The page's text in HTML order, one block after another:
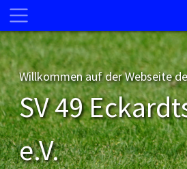
Willkommen auf der Webseite
SV 49
e.V.